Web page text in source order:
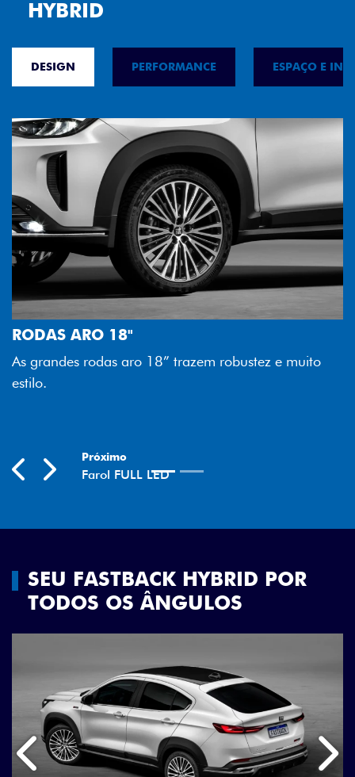
HYBRID
DESIGN PERFORMANCE ESPAÇO E
e muito
FAROL FULL LED
Tecnologia dos faróis totalmente em LED
melhor luminosidade, maior durabilidade e
economia para você.
SEU FASTBACK HYBRID POR
TODOS OS ÂNGULOS
Anterior